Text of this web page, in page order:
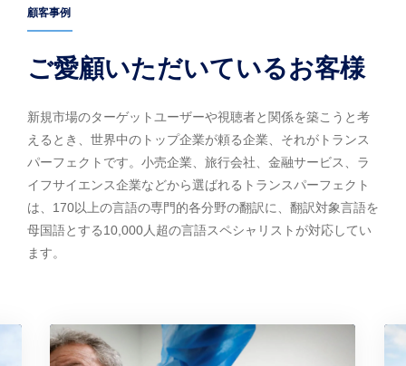
顧客事例
ご愛顧いただいているお客様
新規市場のターゲットユーザーや視聴者と関係を築こうと考
えるとき、世界中のトップ企業が頼る企業、それがトランス
パーフェクトです。小売企業、旅行会社、金融サービス、ラ
イフサイエンス企業などから選ばれるトランスパーフェクト
は、170以上の言語の専門的各分野の翻訳に、翻訳対象言語を
母国語とする10,000人超の言語スペシャリストが対応してい
ます。